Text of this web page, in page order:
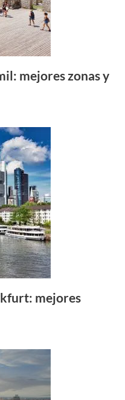
mejores zonas y
mejores